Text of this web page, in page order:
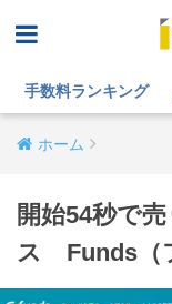
手数料ランキング
ホーム
開始54秒で
ス Funds（